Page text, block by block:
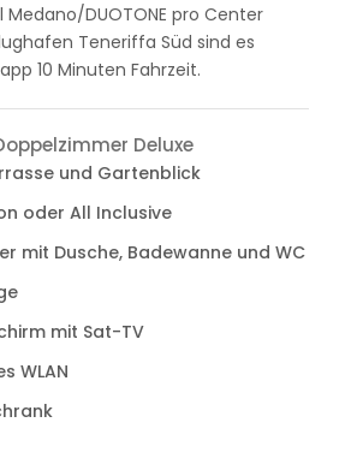
DUOTONE pro Center
Teneriffa Süd sind es
10 Minuten Fahrzeit.
Deluxe
und Gartenblick
oder All Inclusive
mit Dusche, Badewanne und WC
mit Sat-TV
WLAN